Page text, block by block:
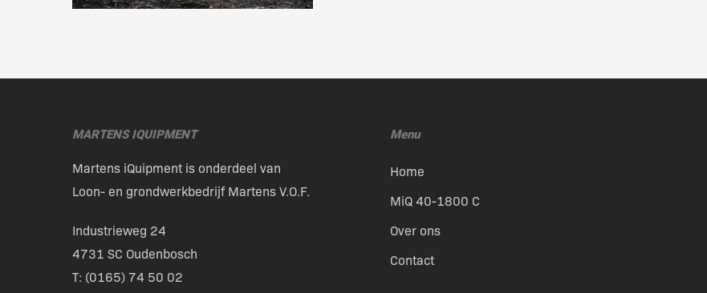
MARTENS IQUIPMENT
Martens iQuipment is onderdeel van
Loon- en grondwerkbedrijf Martens V.O.F.
Industrieweg 24
4731 SC Oudenbosch
T: (0165) 74 50 02
Menu
Home
MiQ 40-1800 C
Over ons
Contact